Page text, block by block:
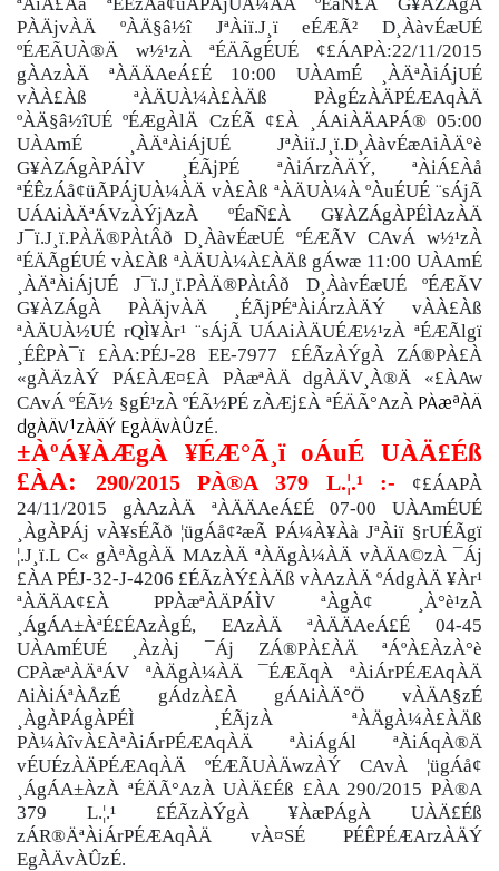
PÀÄjvÀÄ ºÀÄ§â½î JªÀiï.J¸ï eÉÆÃ² D¸ÀàvÉæUÉ
ºÉÆÃUÀ®Ä w½¹zÀ ªÉÄÃgÉUÉ ¢£ÁAPÀ:22/11/2015
gÀAzÀÄ ªÀÄÄAeÁ£É 10:00 UÀAmÉ ¸ÀÄªÀiÁjUÉ
vÀÀ£Àß ªÀÄUÀ¼À£ÀÄß PÀgÉzÀÄPÉÆAqÀÄ
ºÀÄ§â½îUÉ ºÉÆgÀlÄ CzÉÃ ¢£À ¸ÁAiÀÄAPÁ® 05:00
UÀAmÉ ¸ÀÄªÀiÁjUÉ JªÀiï.J¸ï.D¸ÀàvÉæAiÀÄ°è
G¥ÀZÁgÀPÁÌV ¸ÉÃjPÉ ªÀiÁrzÀÄÝ, ªÀiÁ£Àå
ªÉÊzÁå¢üÃPÁjUÀ¼ÀÄ vÀ£Àß ªÀÄUÀ¼À ºÀuÉUÉ ¨sÁjÃ
UÁAiÀÄªÁVzÀÝjAzÀ ºÉaÑ£À G¥ÀZÁgÀPÉÌAzÀÄ
J¯ï.J¸ï.PÀÄ®PÀtÂð D¸ÀàvÉæUÉ ºÉÆÃV CAvÁ w½¹zÀ
ªÉÄÃgÉUÉ vÀ£Àß ªÀÄUÀ¼À£ÀÄß gÁwæ 11:00 UÀAmÉ
¸ÀÄªÀiÁjUÉ J¯ï.J¸ï.PÀÄ®PÀtÂð D¸ÀàvÉæUÉ ºÉÆÃV
G¥ÀZÁgÀ PÀÄjvÀÄ ¸ÉÃjPÉªÀiÁrzÀÄÝ vÀÀ£Àß
ªÀÄUÀ½UÉ rQÌ¥Àr¹ ¨sÁjÃ UÁAiÀÄUÉÆ½¹zÀ ªÉÆÃlgï
¸ÉÊPÀ¯ï £ÀA:PÉJ-28 EE-7977 £ÉÃzÀÝgÀ ZÁ®PÀ£À
«gÀÄzÀÝ PÁ£ÀÆ¤£À PÀæªÀÄ dgÀÄV¸À®Ä «£ÀAw
CAvÁ ºÉÃ½ §gÉ¹zÀ ºÉÃ½PÉ zÀÆj£À ªÉÄÃ°AzÀ PÀæªÀÄ
dgÀÄV¹zÀÄÝ EgÀÄvÀÛzÉ.
±ÀºÁ¥ÀÆgÀ ¥ÉÆ°Ã¸ï oÁuÉ UÀÄ£Éß
£ÀA: 290/2015PÀ®A 379 L.¦.¹ :-
¢£ÁAPÀ
24/11/2015 gÀAzÀÄ ªÀÄÄAeÁ£É 07-00 UÀAmÉUÉ
¸ÀgÀPÁj vÀ¥sÉÃð ¦ügÁå¢²æÃ PÁ¼À¥Àà JªÀiï §rUÉÃgï
¦.J¸ï.L C« gÀªÀgÀÄ MAzÀÄ ªÀÄgÀ¼ÀÄ vÀÄA©zÀ ¯Áj
£ÀA PÉJ-32-J-4206 £ÉÃzÀÝ£ÀÄß vÀAzÀÄ ºÁdgÀÄ ¥Àr¹
ªÀÄÄA¢£À PPÀæªÀÄPÁÌV ªÀgÀ¢ ¸À°è¹zÀ
¸ÁgÁA±ÀªÉ£ÉAzÀgÉ, EAzÀÄ ªÀÄÄAeÁ£É 04-45
UÀAmÉUÉ ¸ÀzÀj ¯Áj ZÁ®PÀ£ÀÄ ªÁºÀ£ÀzÀ°è
CPÀæªÀÄªÁV ªÀÄgÀ¼ÀÄ ¯ÉÆÃqÀ ªÀiÁrPÉÆAqÀÄ
AiÀiÁªÀÅzÉ gÁdzÀ£À gÁAiÀÄ°Ö vÀÄA§zÉ
¸ÀgÀPÁgÀPÉÌ ¸ÉÃjzÀ ªÀÄgÀ¼À£ÀÄß
PÀ¼ÀîvÀ£ÀªÀiÁrPÉÆAqÀÄ ªÀiÁgÁl ªÀiÁqÀ®Ä
vÉUÉzÀÄPÉÆAqÀÄ ºÉÆÃUÀÄwzÀÝ CAvÀ ¦ügÁå¢
¸ÁgÁA±ÀzÀ ªÉÄÃ°AzÀ UÀÄ£Éß £ÀA 290/2015 PÀ®A
379 L.¦.¹ £ÉÃzÀÝgÀ ¥ÀæPÁgÀ UÀÄ£Éß
zÁR®ÄªÀiÁrPÉÆAqÀÄ vÀ¤SÉ PÉÊPÉÆArzÀÄÝ
EgÀÄvÀÛzÉ.